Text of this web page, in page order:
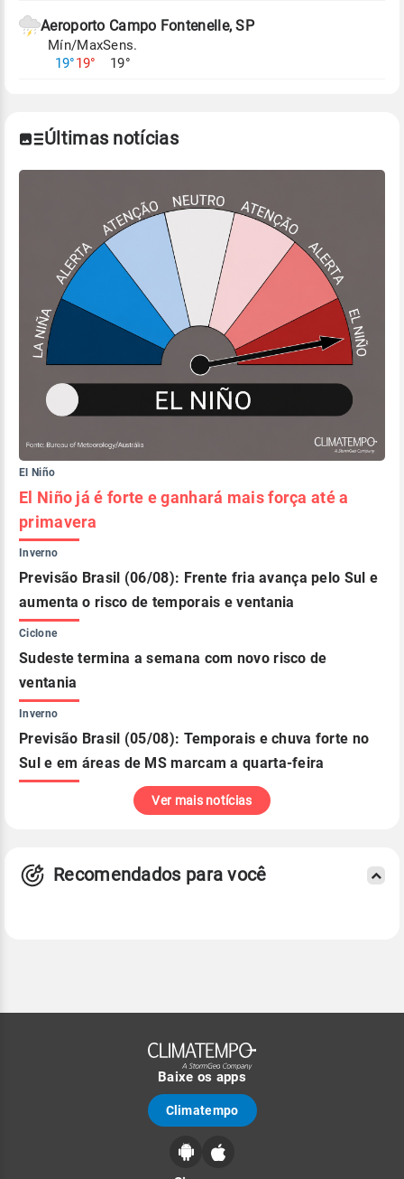
Aeroporto Campo Fontenelle, SP
Mín/Max
19°19°
Sens.
19°
Últimas notícias
El Niño
El Niño já é forte e ganhará mais força até a
primavera
Inverno
Previsão Brasil (06/08): Frente fria avança pelo Sul e
aumenta o risco de temporais e ventania
Ciclone
Sudeste termina a semana com novo risco de
ventania
Inverno
Previsão Brasil (05/08): Temporais e chuva forte no
Sul e em áreas de MS marcam a quarta-feira
Ver mais notícias
Recomendados para você
Baixe os apps
Climatempo